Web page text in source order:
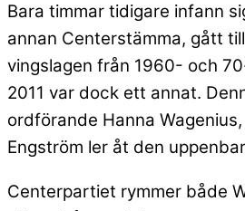
Bara timmar tidigare infann
annan Centerstämma, gått
vingslagen från 1960- och
2011 var dock ett annat.
ordförande Hanna
Engström ler åt den
Centerpartiet rymmer både